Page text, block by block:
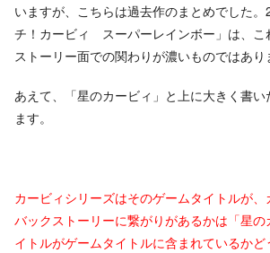
いますが、こちらは過去作のまとめでした
チ！カービィ スーパーレインボー」は、こ
ストーリー面での関わりが濃いものではあり
あえて、「星のカービィ」と上に大きく書い
ます。
カービィシリーズはそのゲームタイトルが、
バックストーリーに繋がりがあるかは「星の
イトルがゲームタイトルに含まれているか